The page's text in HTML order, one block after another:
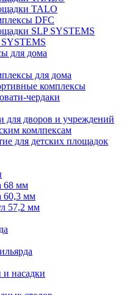
TALO
DFC
SLP SYSTEMS
для дома
для дома
комплексы
чердаки
для дворов и учреждений
комлпексам
для детских площадок
68 мм
60,3 мм
57,2 мм
насадки